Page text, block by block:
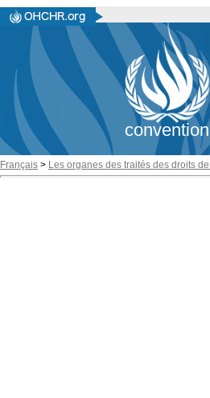
Français > Les organes des traités des droits